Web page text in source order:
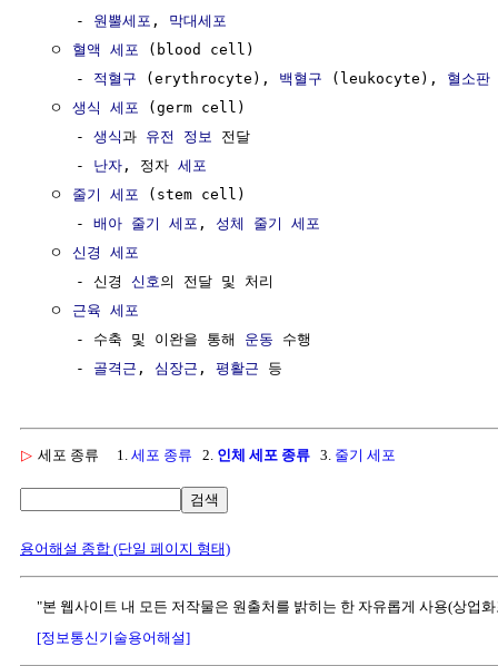
     -
원뿔세포 , 막대세포
  ㅇ
혈액 세포 (blood cell)
     -
적혈구 (erythrocyte), 백혈구 (leukocyte), 혈소판
  ㅇ
생식 세포 (germ cell)
     -
생식과 유전 정보
전달
     -
난자 , 정자 세포
  ㅇ
줄기 세포 (stem cell)
     -
배아 줄기 세포 , 성체 줄기 세포
  ㅇ
신경 세포
     - 신경
신호의 전달 및 처리
  ㅇ
근육 세포
     - 수축 및 이완을 통해
운동 수행
     -
골격근 , 심장근 , 평활근
▷ 세포 종류 1. 세포 종류 2. 인체 세포 종류 3. 줄기 세포
검색
용어해설 종합 (단일 페이지 형태)
"본 웹사이트 내 모든 저작물은 원출처를 밝히는 한 자유롭게 사용(상업
[정보통신기술용어해설]